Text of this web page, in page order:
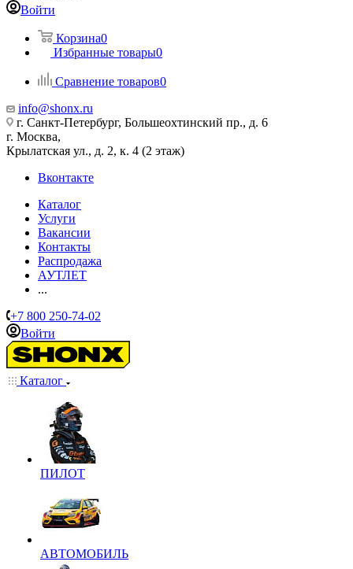
Войти
Корзина0
Избранные товары0
Сравнение товаров0
info@shonx.ru
г. Санкт-Петербург, Большеохтинский пр., д. 6
г. Москва,
Крылатская ул., д. 2, к. 4 (2 этаж)
Вконтакте
Каталог
Услуги
Вакансии
Контакты
Распродажа
АУТЛЕТ
...
+7 800 250-74-02
Войти
Каталог
ПИЛОТ
АВТОМОБИЛЬ